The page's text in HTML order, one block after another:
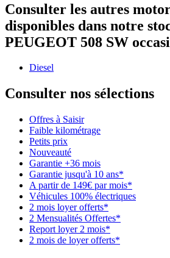
Consulter les autres
disponibles dans notre
PEUGEOT 508 SW
Diesel
Consulter nos sélections
Offres à Saisir
Faible kilométrage
Petits prix
Nouveauté
Garantie +36 mois
Garantie jusqu'à 10 ans*
A partir de 149€ par mois*
Véhicules 100% électriques
2 mois loyer offerts*
2 Mensualités Offertes*
Report loyer 2 mois*
2 mois de loyer offerts*